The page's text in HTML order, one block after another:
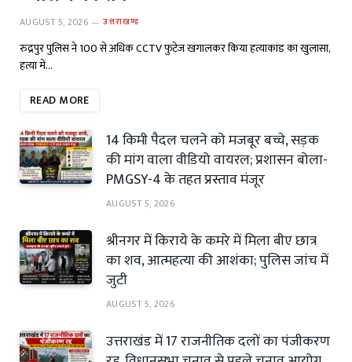
AUGUST 5, 2026 उत्तराखण्ड
रुद्रपुर पुलिस ने 100 से अधिक CCTV फुटेज खंगालकर किया हत्याकांड का खुलासा,
हत्या में…
READ MORE
14 किमी पैदल चलने को मजबूर बच्चे, सड़क
की मांग वाला वीडियो वायरल; प्रशासन बोला-
PMGSY-4 के तहत प्रस्ताव मंजूर
AUGUST 5, 2026
श्रीनगर में किराये के कमरे में मिला बीए छात्र
का शव, आत्महत्या की आशंका; पुलिस जांच में
जुटी
AUGUST 5, 2026
उत्तराखंड में 17 राजनीतिक दलों का पंजीकरण